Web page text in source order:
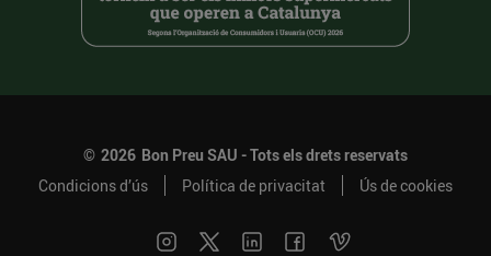
© 2026 Bon Preu SAU - Tots els drets reservats
Condicions d’ús
Política de privacitat Ús de cookies